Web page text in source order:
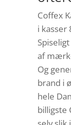
Coffex
i kasser
af
Og
brand i
hele
billigste